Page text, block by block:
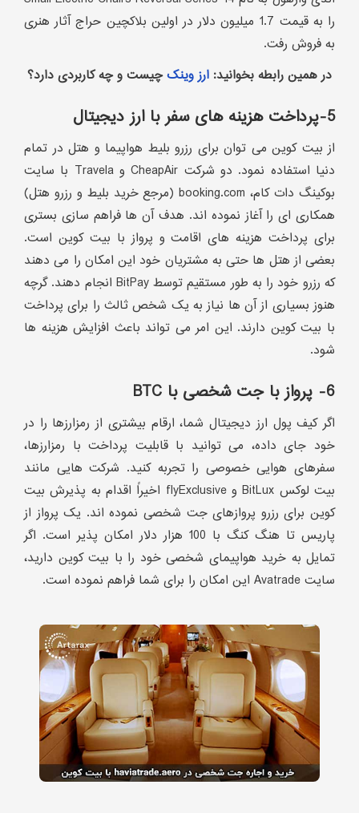
را به قیمت 1.7 میلیون دلار در اولین بلاکچین حراج آثار هنری
به فروش رفت.
در همین رابطه بخوانید: ارز وینکچیست و چه کاربردی دارد؟
5-پرداخت هزینه های سفر با ارز دیجیتال
از بیت کوین می توان برای رزرو بلیط هواپیما و هتل در تمام
دنیا استفاده نمود. دو شرکت CheapAir و Travela با سایت
بوکینگ دات کام، booking.com (مرجع خرید بلیط و رزرو هتل)
همکاری ای را آغاز نموده اند. هدف آن ها فراهم سازی بستری
برای پرداخت هزینه های اقامت و پرواز با بیت کوین است.
بعضی از هتل ها حتی به مشتریان خود این امکان را می دهند
که رزرو خود را به طور مستقیم توسط BitPay انجام دهند. گرچه
هنوز بسیاری از آن ها نیاز به یک شخص ثالث را برای پرداخت
با بیت کوین دارند. این امر می تواند باعث افزایش هزینه ها
شود.
6- پرواز با جت شخصی با BTC
اگر کیف پول ارز دیجیتال شما، ارقام بیشتری از رمزارزها را در
خود جای داده، می توانید با قابلیت پرداخت با رمزارزها،
سفرهای هوایی خصوصی را تجربه کنید. شرکت هایی مانند
بیت لوکس BitLux و flyExclusive اخیراً اقدام به پذیرش بیت
کوین برای رزرو پروازهای جت شخصی نموده اند. یک پرواز از
پاریس تا هنگ کنگ با 100 هزار دلار امکان پذیر است. اگر
تمایل به خرید هواپیمای شخصی خود را با بیت کوین دارید،
سایت Avatrade این امکان را برای شما فراهم نموده است.